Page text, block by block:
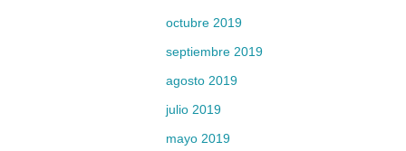
octubre 2019
septiembre 2019
agosto 2019
julio 2019
mayo 2019